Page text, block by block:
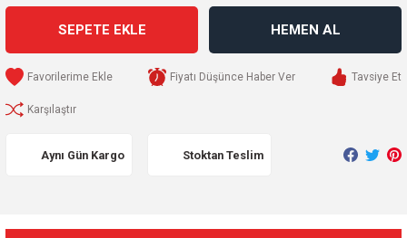
SEPETE EKLE HEMEN AL
Fiyatı Düşünce Haber Ver Tavsiye Et
Karşılaştır
Aynı Gün Kargo Stoktan Teslim